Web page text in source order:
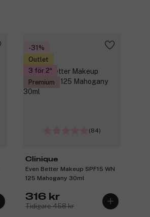
-31%
Outlet
3 för 2
Premium
(84)
Clinique
Even Better Makeup SPF15 WN
125 Mahogany 30ml
316 kr
Tidigare 458 kr